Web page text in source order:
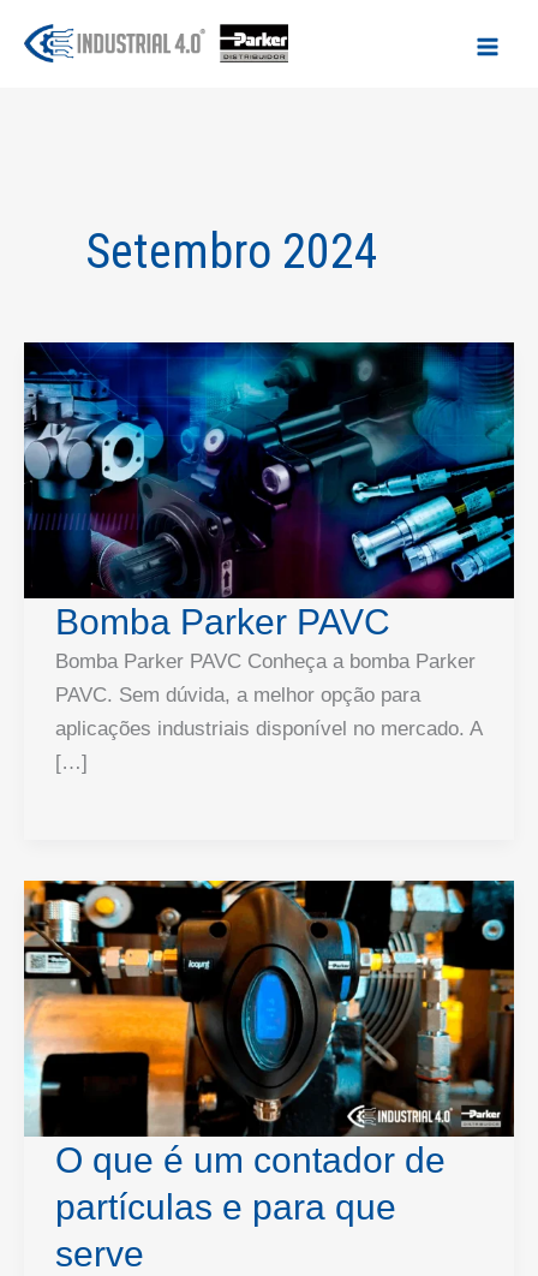
para
Setembro 2024
Bomba Parker PAVC
Bomba Parker PAVC Conheça a bomba Parker
PAVC. Sem dúvida, a melhor opção para
aplicações industriais disponível no mercado. A
[…]
O que é um contador de
partículas e para que
serve